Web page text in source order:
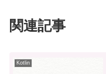
関連記事
Kotlin